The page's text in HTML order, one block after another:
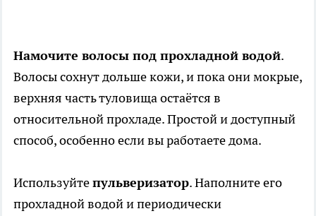
Намочите волосы под прохладной водой.
Волосы сохнут дольше кожи, и пока они мокрые,
верхняя часть туловища остаётся в
относительной прохладе. Простой и доступный
способ, особенно если вы работаете дома.
Используйтепульверизатор. Наполните его
прохладной водой и периодически